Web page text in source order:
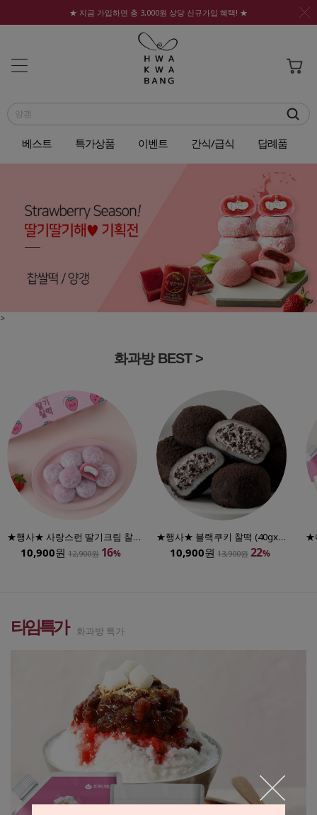
★ 지금 가입하면 총 3,000원 상당 신규가입 혜택! ★
베스트 특가상품 이벤트 간식/급식 답례품
화과방 BEST >
★행사★ 사랑스런 딸기크림 찰떡(40gx8개입)
10,900원 12,900원 16%
★행사★ 블랙쿠키 찰떡 (40gx8개입)
10,900원 13,900원 22%
타임특가 화과방 특가